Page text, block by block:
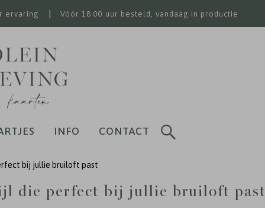
ervaring Vóór 18.00 uur besteld, vandaag in productie
INFO CONTACT
bij jullie bruiloft past
die perfect bij jullie bruiloft past